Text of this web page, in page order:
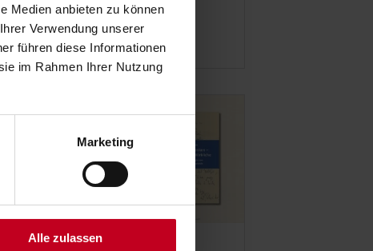
Medien anbieten zu können
Verwendung unserer
führen diese Informationen
im Rahmen Ihrer Nutzung
Marketing
Alle zulassen
ZUM ARTIKEL
04.10.2023